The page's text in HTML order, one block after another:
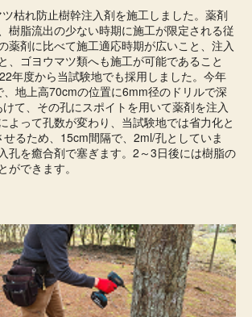
日
枯れ防止樹幹注入剤を施工しました。薬剤
樹脂流出の少ない時期に施工が限定される従
薬剤に比べて施工適応時期が広いこと、注入
、ゴヨウマツ類へも施工が可能であること
年度から当試験地でも採用しました。今年
、地上高70cmの位置に6mm径のドリルで深
て、その孔にスポイトを用いて薬剤を注入
よって孔数が変わり、当試験地では省力化と
るため、15cm間隔で、2ml/孔としていま
孔を癒合剤で塞ぎます。2～3日後には樹脂の
ができます。